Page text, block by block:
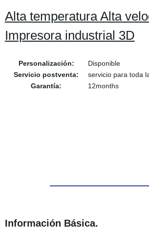
Alta temperatura Alta
Impresora industrial 3D
Personalización:
Disponible
Servicio postventa:
servicio para toda
Garantía:
12months
Información Básica.